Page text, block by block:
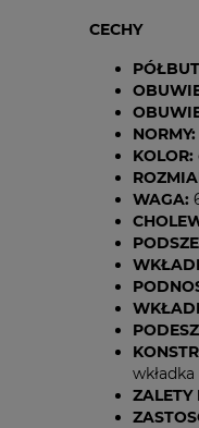
CECHY
NORMY:
KOLOR:
WAGA:
ZALETY